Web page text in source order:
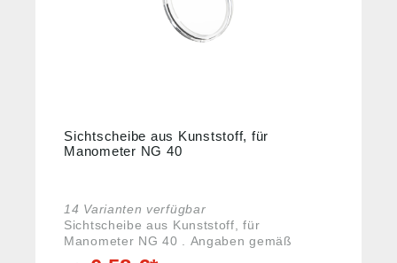
Sichtscheibe aus Kunststoff, für
Manometer NG 40
14 Varianten verfügbar
Sichtscheibe aus Kunststoff, für
Manometer NG 40 . Angaben gemäß
Produktsicherheitsverordnung ((EU)